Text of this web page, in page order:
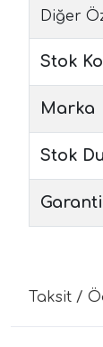
Diğer
Stok
Marka
Stok
Garanti
Taksit /